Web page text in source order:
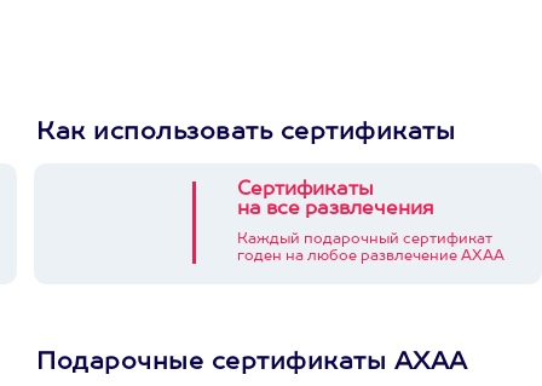
Как использовать сертификаты
Сертификаты
на все развлечения
Каждый подарочный сертификат
годен на любое развлечение АХАА
Подарочные сертификаты АХАА